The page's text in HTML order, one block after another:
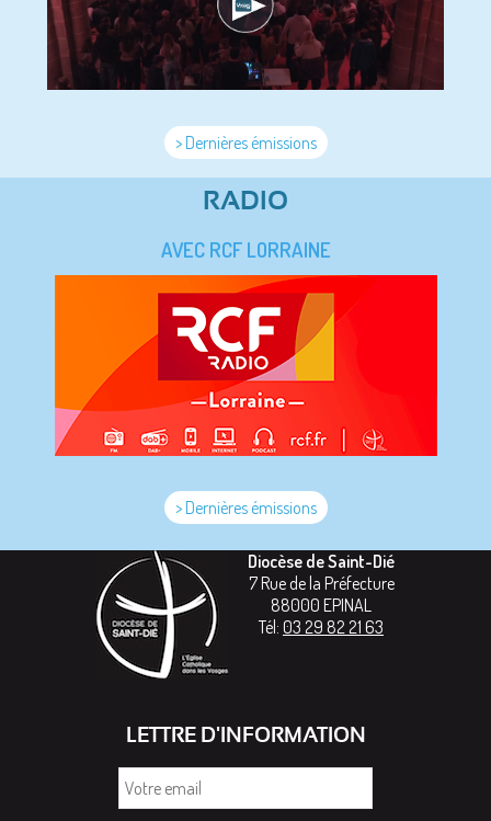
> Dernières émissions
RADIO
AVEC RCF LORRAINE
> Dernières émissions
Diocèse de Saint-Dié
7 Rue de la Préfecture
88000 EPINAL
Tél: 03 29 82 21 63
LETTRE D'INFORMATION